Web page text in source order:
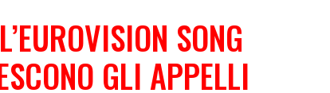
SONG
GLI APPELLI